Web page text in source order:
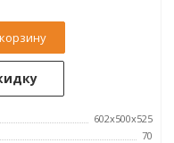
602x500x525
70